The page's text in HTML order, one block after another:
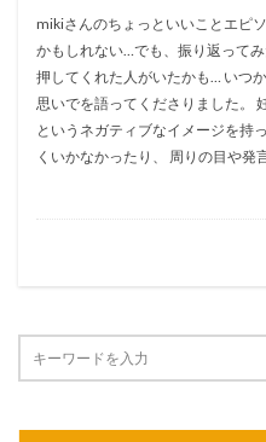
mikiさんのちょっといいことエピ
かもしれない…でも、振り返って
押してくれた人がいたかも… いつ
思いでを語ってくださりました。
というネガティブなイメージを持
くいかなかったり、 周りの目や